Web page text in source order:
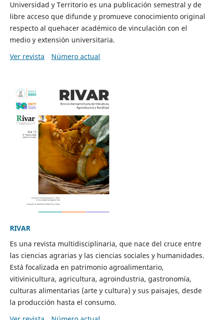
Universidad y Territorio es una publicación semestral y de
libre acceso que difunde y promueve conocimiento original
respecto al quehacer académico de vinculación con el
medio y extensión universitaria.
Ver revista
Número actual
RIVAR
Es una revista multidisciplinaria, que nace del cruce entre
las ciencias agrarias y las ciencias sociales y humanidades.
Está focalizada en patrimonio agroalimentario,
vitivinicultura, agricultura, agroindustria, gastronomía,
culturas alimentarias (arte y cultura) y sus paisajes, desde
la producción hasta el consumo.